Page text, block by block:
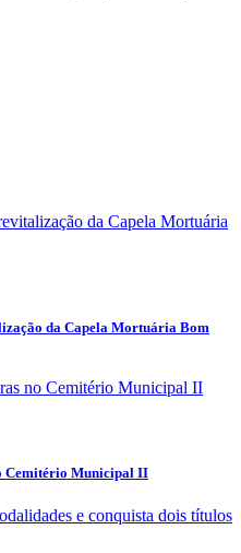
da Capela Mortuária Bom
Cemitério Municipal II